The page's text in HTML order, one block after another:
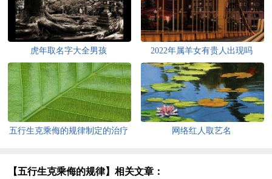
虎年取名字大全男孩 2022年属羊女有贵人出现吗
五行生克乘侮的规律制定的治疗
网络红人取艺名
【五行生克乘侮的规律】相关文章：